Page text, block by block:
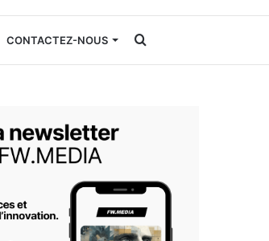
CONTACTEZ-NOUS Rechercher